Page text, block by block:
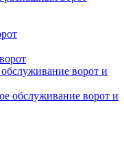
ворот и
обслуживание ворот и